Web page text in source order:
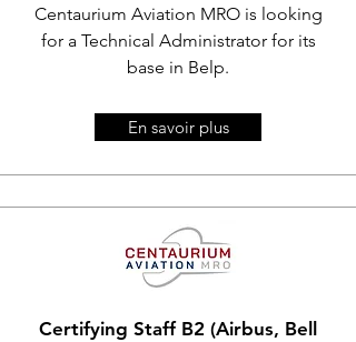
Centaurium Aviation MRO is looking
for a Technical Administrator for its
base in Belp.
En savoir plus
Certifying Staff B2 (Airbus, Bell